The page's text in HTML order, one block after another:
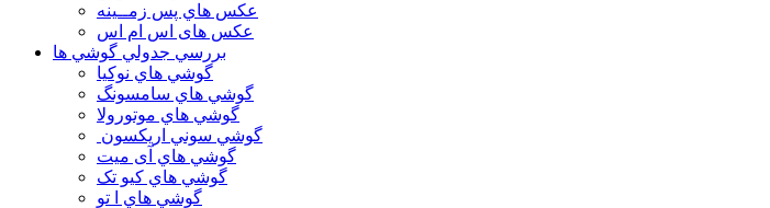
عكس هاي پس زمــينه
عكس های اس ام اس
بررسي جدولي گوشي ها
گوشي هاي نوكيا
گوشي هاي سامسونگ
گوشي هاي موتورولا
گوشي سوني اريكسون
گوشي هاي آی میت
گوشي هاي کیو تک
گوشي هاي ا تو